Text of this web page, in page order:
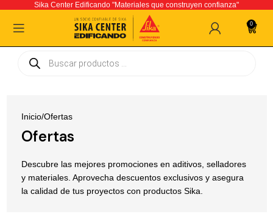
Sika Center Edificando "Materiales que construyen confianza"
0
Inicio Ofertas
Ofertas
Descubre las mejores promociones en aditivos, selladores
y materiales. Aprovecha descuentos exclusivos y asegura
la calidad de tus proyectos con productos Sika.